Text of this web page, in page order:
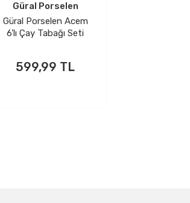
Güral Porselen
Güral Porselen Acem
6'lı Çay Tabağı Seti
599,99 TL